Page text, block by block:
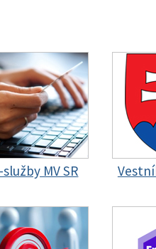
služby MV SR